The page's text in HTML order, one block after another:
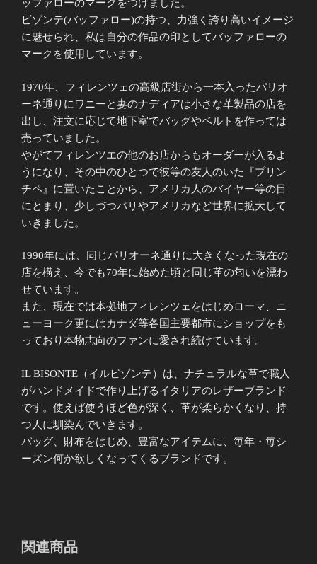
ッファローのマークをつけました。
ビゾンテ(バッファロー)の持つ、力強く誇り高いイメージ
に魅せられ、私は自分の作品の印としてバッファローの
マークを使用しています。
1970年、フィレンツェの高級店街から一本入ったパリオ
ーネ通りにワニーと妻のナディアは小さな革製品の店を
出し、注文に応じて地下室でバッグやベルトを作っては
売っていました。
やがてフィレンツエの他のお店からもオーダーが入るよ
うになり、その中のひとつで彼等の友人のいた『プリン
チペ』に置いたことから、アメリカ人のバイヤー等の目
にとまり、少しづつパリやアメリカなど世界に拡大して
いきました。
1990年には、同じパリオーネ通りに大きくなった現在の
店を構え、今でも70年に始めた頃と同じ革の匂いを漂わ
せています。
また、現在では本拠地フィレンツェをはじめローマ、ニ
ューヨーク更にはカナダ等各国主要都市にショップをも
っており本物志向のファンに愛され続けています。
IL BISONTE（イルビゾンテ）は、ナチュラルな革で職人
がハンドメイドで作り上げるイタリアのレザーブランド
です。使えば使うほど色が深く、革が柔らかくなり、持
つ人に馴染んでいきます。
バッグ、財布をはじめ、豊富なアイテムに、毎年・毎シ
ーズン何か欲しくなってくるブランドです。
関連商品